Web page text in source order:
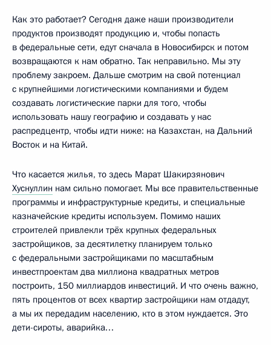
Как это работает? Сегодня даже наши производители
продуктов производят продукцию и, чтобы попасть
в федеральные сети, едут сначала в Новосибирск и потом
возвращаются к нам обратно. Так неправильно. Мы эту
проблему закроем. Дальше смотрим на свой потенциал
с крупнейшими логистическими компаниями и будем
создавать логистические парки для того, чтобы
использовать нашу географию и создавать у нас
распредцентр, чтобы идти ниже: на Казахстан, на Дальний
Восток и на Китай.
Что касается жилья, то здесь Марат Шакирзянович
Хуснуллин нам сильно помогает. Мы все правительственные
программы и инфраструктурные кредиты, и специальные
казначейские кредиты используем. Помимо наших
строителей привлекли трёх крупных федеральных
застройщиков, за десятилетку планируем только
с федеральными застройщиками по масштабным
инвестпроектам два миллиона квадратных метров
построить, 150 миллиардов инвестиций. И что очень важно,
пять процентов от всех квартир застройщики нам отдадут,
а мы их передадим населению, кто в этом нуждается. Это
дети-сироты, аварийка…